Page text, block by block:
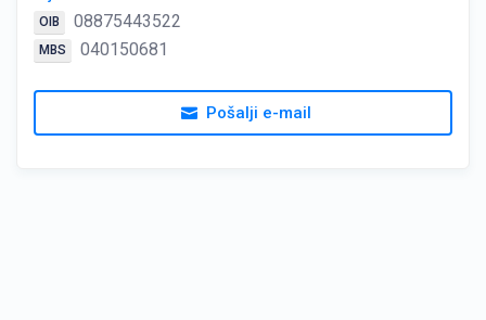
OIB 08875443522
MBS 040150681
Pošalji e-mail